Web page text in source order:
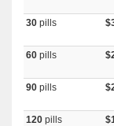
30 pills
60 pills
90 pills
120 pills